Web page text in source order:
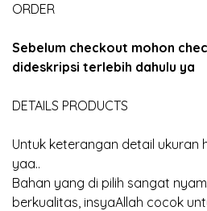
ORDER
Sebelum checkout mohon
dideskripsi terlebih dahulu ya
DETAILS PRODUCTS
Untuk keterangan detail ukuran
yaa..
Bahan yang di pilih sangat
berkualitas, insyaAllah cocok